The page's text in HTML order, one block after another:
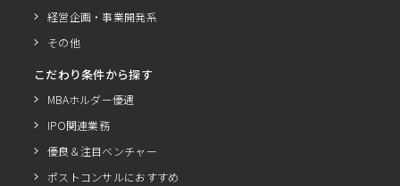
経営企画・事業開発系
その他
こだわり条件から探す
MBAホルダー優遇
IPO関連業務
優良＆注目ベンチャー
ポストコンサルにおすすめ